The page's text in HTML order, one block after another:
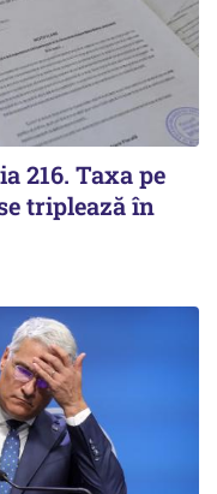
216. Taxa pe
triplează în